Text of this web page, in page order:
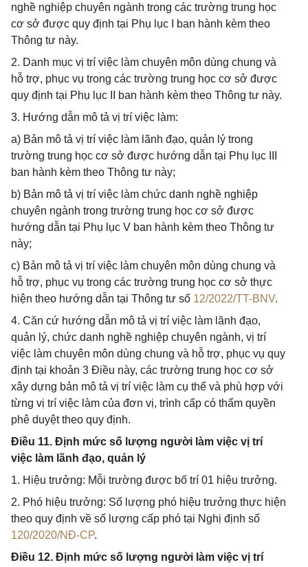
nghề nghiệp chuyên ngành trong các trường trung học
cơ sở được quy định tại Phụ lục I ban hành kèm theo
Thông tư này.
2. Danh mục vị trí việc làm chuyên môn dùng chung và
hỗ trợ, phục vụ trong các trường trung học cơ sở được
quy định tại Phụ lục II ban hành kèm theo Thông tư này.
3. Hướng dẫn mô tả vị trí việc làm:
a) Bản mô tả vị trí việc làm lãnh đạo, quản lý trong
trường trung học cơ sở được hướng dẫn tại Phụ lục III
ban hành kèm theo Thông tư này;
b) Bản mô tả vị trí việc làm chức danh nghề nghiệp
chuyên ngành trong trường trung học cơ sở được
hướng dẫn tại Phụ lục V ban hành kèm theo Thông tư
này;
c) Bản mô tả vị trí việc làm chuyên môn dùng chung và
hỗ trợ, phục vụ trong các trường trung học cơ sở thực
hiện theo hướng dẫn tại Thông tư số 12/2022/TT-BNV.
4. Căn cứ hướng dẫn mô tả vị trí việc làm lãnh đạo,
quản lý, chức danh nghề nghiệp chuyên ngành, vị trí
việc làm chuyên môn dùng chung và hỗ trợ, phục vụ quy
định tại khoản 3 Điều này, các trường trung học cơ sở
xây dựng bản mô tả vị trí việc làm cụ thể và phù hợp với
từng vị trí việc làm của đơn vị, trình cấp có thẩm quyền
phê duyệt theo quy định.
Điều 11. Định mức số lượng người làm việc vị trí
việc làm lãnh đạo, quản lý
1. Hiệu trưởng: Mỗi trường được bố trí 01 hiệu trưởng.
2. Phó hiệu trưởng: Số lượng phó hiệu trưởng thực hiện
theo quy định về số lượng cấp phó tại Nghị định số
120/2020/NĐ-CP.
Điều 12. Định mức số lượng người làm việc vị trí